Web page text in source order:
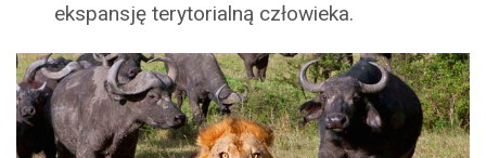
ekspansję terytorialną człowieka.